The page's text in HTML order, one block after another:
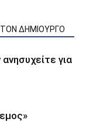
ΔΗΜΙΟΥΡΓΟ
για